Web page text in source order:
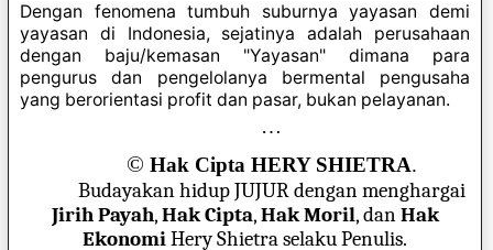
Dengan fenomena tumbuh suburnya yayasan demi
yayasan di Indonesia, sejatinya adalah perusahaan
dengan baju/kemasan "Yayasan" dimana para
pengurus dan pengelolanya bermental pengusaha
yang berorientasi profit dan pasar, bukan pelayanan.
…
© Hak Cipta HERY SHIETRA.
Budayakan hidup JUJUR dengan menghargai
Jirih Payah,Hak Cipta,Hak Moril, danHak
EkonomiHery Shietra selaku Penulis.